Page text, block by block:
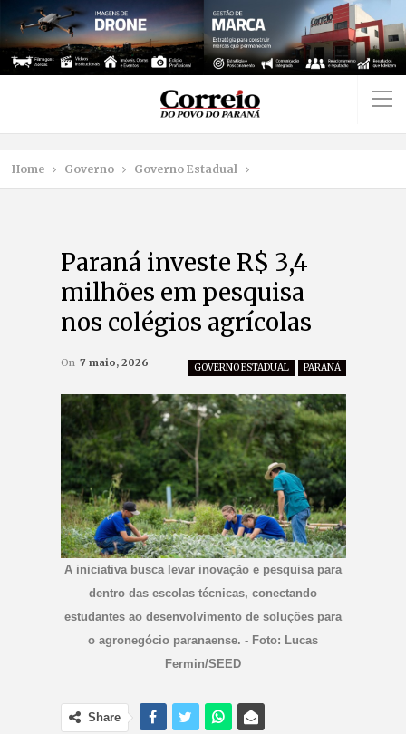
Home Governo Governo Estadual
Paraná investe R$ 3,4
milhões em pesquisa
nos colégios agrícolas
GOVERNO ESTADUAL PARANÁ
On 7 maio, 2026
A iniciativa busca levar inovação e pesquisa para
dentro das escolas técnicas, conectando
estudantes ao desenvolvimento de soluções para
o agronegócio paranaense. - Foto: Lucas
Fermin/SEED
Share